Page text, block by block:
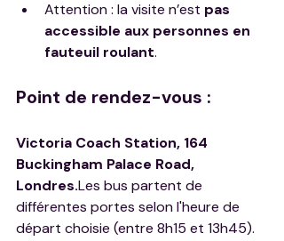
Attention : la visite n’est pas
accessible aux personnes en
fauteuil roulant.
Point de rendez-vous :
Victoria Coach Station, 164
Buckingham Palace Road,
Londres.Les bus partent de
différentes portes selon l'heure de
départ choisie (entre 8h15 et 13h45).